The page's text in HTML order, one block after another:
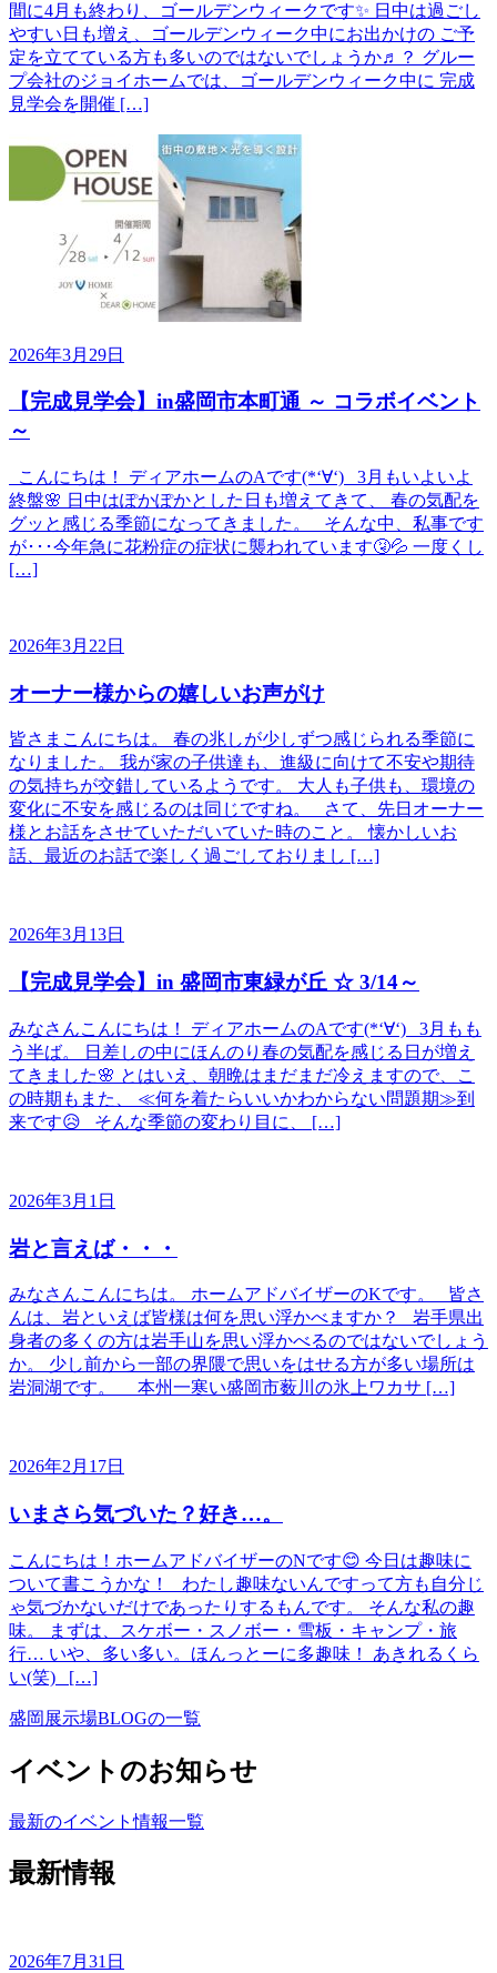
間に4月も終わり、ゴールデンウィークです✨ 日中は過ごし
やすい日も増え、ゴールデンウィーク中にお出かけの ご予
定を立てている方も多いのではないでしょうか♬？ グルー
プ会社のジョイホームでは、ゴールデンウィーク中に 完成
見学会を開催 […]
2026年3月29日
【完成見学会】in盛岡市本町通 ～ コラボイベント
～
こんにちは！ ディアホームのAです(*‘∀‘) 3月もいよいよ
終盤🌸 日中はぽかぽかとした日も増えてきて、 春の気配を
グッと感じる季節になってきました。 そんな中、私事です
が･･･今年急に花粉症の症状に襲われています🤧💦 一度くし
[…]
2026年3月22日
オーナー様からの嬉しいお声がけ
皆さまこんにちは。 春の兆しが少しずつ感じられる季節に
なりました。 我が家の子供達も、進級に向けて不安や期待
の気持ちが交錯しているようです。 大人も子供も、環境の
変化に不安を感じるのは同じですね。 さて、先日オーナー
様とお話をさせていただいていた時のこと。 懐かしいお
話、最近のお話で楽しく過ごしておりまし […]
2026年3月13日
【完成見学会】in 盛岡市東緑が丘 ☆ 3/14～
みなさんこんにちは！ ディアホームのAです(*‘∀‘) 3月もも
う半ば。 日差しの中にほんのり春の気配を感じる日が増え
てきました🌸 とはいえ、朝晩はまだまだ冷えますので、こ
の時期もまた、 ≪何を着たらいいかわからない問題期≫到
来です😥 そんな季節の変わり目に、 […]
2026年3月1日
岩と言えば・・・
みなさんこんにちは。 ホームアドバイザーのKです。 皆さ
んは、岩といえば皆様は何を思い浮かべますか？ 岩手県出
身者の多くの方は岩手山を思い浮かべるのではないでしょう
か。 少し前から一部の界隈で思いをはせる方が多い場所は
岩洞湖です。 本州一寒い盛岡市薮川の氷上ワカサ […]
2026年2月17日
いまさら気づいた？好き…。
こんにちは！ホームアドバイザーのNです😊 今日は趣味に
ついて書こうかな！ わたし趣味ないんですって方も自分じ
ゃ気づかないだけであったりするもんです。 そんな私の趣
味。 まずは、スケボー・スノボー・雪板・キャンプ・旅
行… いや、多い多い。ほんっとーに多趣味！ あきれるくら
い(笑) […]
盛岡展示場BLOGの一覧
イベントのお知らせ
最新のイベント情報一覧
最新情報
2026年7月31日